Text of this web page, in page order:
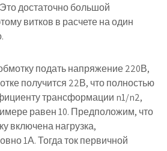
достаточно большой
витков в расчете на один
подать напряжение 220В,
получится 22В, что полностью
трансформации n1/n2,
равен 10. Предположим, что
включена нагрузка,
1А. Тогда ток первичной